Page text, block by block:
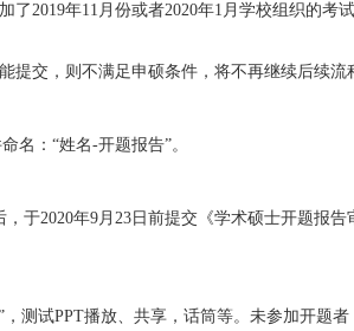
2019年11月份或者2020年1月学校组织的考
提交，则不满足申硕条件，将不再继续后续流
命名：“姓名-开题报告”。
于2020年9月23日前提交《学术硕士开题报
测试PPT播放、共享，话筒等。未参加开题